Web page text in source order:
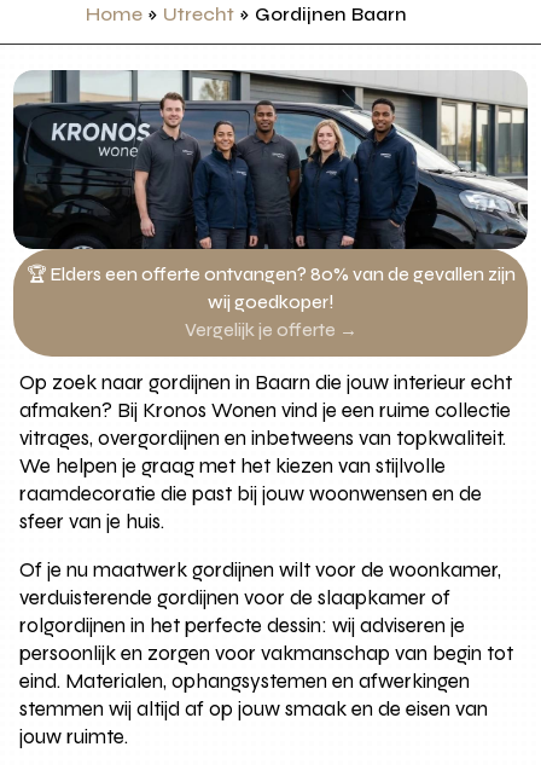
Home » Utrecht » Gordijnen Baarn
🏆 Elders een offerte ontvangen? 80% van de gevallen zijn
wij goedkoper!
Vergelijk je offerte →
Op zoek naar gordijnen in Baarn die jouw interieur echt
afmaken? Bij Kronos Wonen vind je een ruime collectie
vitrages, overgordijnen en inbetweens van topkwaliteit.
We helpen je graag met het kiezen van stijlvolle
raamdecoratie die past bij jouw woonwensen en de
sfeer van je huis.
Of je nu maatwerk gordijnen wilt voor de woonkamer,
verduisterende gordijnen voor de slaapkamer of
rolgordijnen in het perfecte dessin: wij adviseren je
persoonlijk en zorgen voor vakmanschap van begin tot
eind. Materialen, ophangsystemen en afwerkingen
stemmen wij altijd af op jouw smaak en de eisen van
jouw ruimte.